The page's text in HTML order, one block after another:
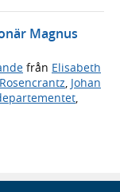
Magnus
från Elisabeth
Johan